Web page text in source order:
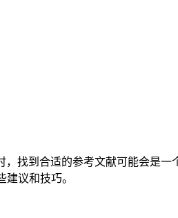
找到合适的参考文献可能会是一
议和技巧。